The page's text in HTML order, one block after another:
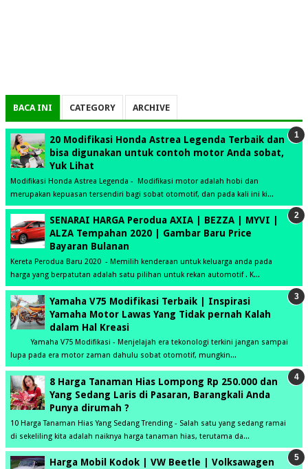
BACA INI CATEGORY ARCHIVE
20 Modifikasi Honda Astrea Legenda Terbaik dan
bisa digunakan untuk contoh motor Anda sobat,
Yuk Lihat
Modifikasi Honda Astrea Legenda - Modifikasi motor adalah hobi dan
merupakan kepuasan tersendiri bagi sobat otomotif, dan pada kali ini ki...
SENARAI HARGA Perodua AXIA | BEZZA | MYVI |
ALZA Tempahan 2020 | Gambar Baru Price
Bayaran Bulanan
Kereta Perodua Baru 2020 - Memilih kenderaan untuk keluarga anda pada
harga yang berpatutan adalah satu pilihan untuk rekan automotif . K...
Yamaha V75 Modifikasi Terbaik | Inspirasi
Yamaha Motor Lawas Yang Tidak pernah Kalah
dalam Hal Kreasi
Yamaha V75 Modifikasi - Menjelajah era tekonologi terkini jangan sampai
lupa pada era motor zaman dahulu sobat otomotif, mungkin...
8 Harga Tanaman Hias Lompong Rp 250.000 dan
Yang Sedang Laris di Pasaran, Barangkali Anda
Punya dirumah ?
10 Harga Tanaman Hias Yang Sedang Trending - Salah satu yang sedang ramai
di sekeliling kita adalah naiknya harga tanaman hias, terutama da...
Harga Mobil Kodok | VW Beetle | Volksawagen